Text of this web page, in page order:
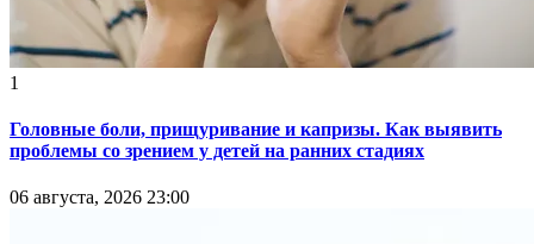
1
Головные боли, прищуривание и капризы. Как выявить
проблемы со зрением у детей на ранних стадиях
06 августа, 2026 23:00